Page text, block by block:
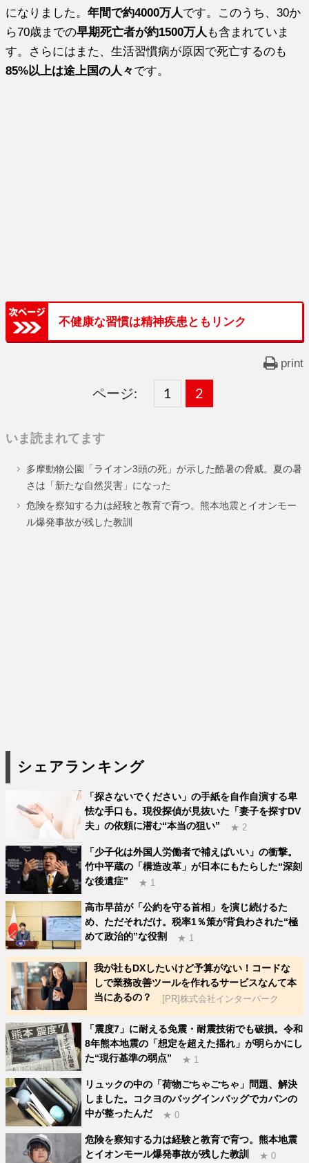
になりました。年間で約4000万人です。このうち、30か
ら70歳までの早期死亡者が約1500万人 も含まれていま
す。さらにはまた、生活習慣病が原因で死亡するのも
85%以上は途上国の人々 です。
不健康な習慣は精神疾患ともリンク
print
ページ:
固
ー
ジ
1 ,
固
ー
ジ
2
いま読まれてます
多摩動物公園「ライオン3頭の死」が示した酷暑の脅威。夏の暑
さは「新たな自然災害」になった
危険を察知する力は経験と教育で育つ。熊本地震とイオンモー
ル爆発事故が残した教訓
シェアランキング
「探さないでください」の手紙を自作自演する卑
怯な手口も。現役探偵が見抜いた「妻子を探すDV
夫」の依頼に潜む“本当の狙い”
★ 2
「少子化は外国人労働者で補えばいい」の衝撃。
竹中平蔵の「構造改革」が日本にもたらした“深刻
な後遺症”
★ 1
高市早苗が「公約を守る首相」を演じ続けるた
め、ただそれだけ。税率1％策が背負わされた“極
めて政治的”な役割
★ 1
我が社もDXしたいけど予算がない！コードな
しで業務改善ツールを作れるサービスなんて本
当にあるの？
[PR]株式会社インターパーク
「震度7」に耐える免震・耐震技術でも破損。令和
8年熊本地震の「想定を超えた揺れ」が明らかにし
た“現行基準の弱点”
★ 1
リュックの中の「荷物ごちゃごちゃ」問題、解決
しました。コクヨのバッグインバッグでカバンの
中が整ったんだ
★ 0
危険を察知する力は経験と教育で育つ。熊本地震
とイオンモール爆発事故が残した教訓
★ 0